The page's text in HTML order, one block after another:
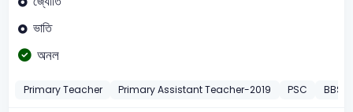
ভাতি
অনল
Primary Teacher Primary Assistant Teacher-2019 PSC BBS